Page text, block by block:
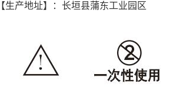
【生产地址】：长垣县蒲东工业园区